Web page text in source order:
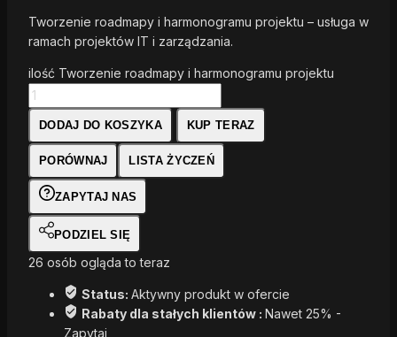
Tworzenie roadmapy i harmonogramu projektu – usługa w
ramach projektów IT i zarządzania.
ilość Tworzenie roadmapy i harmonogramu projektu
DODAJ DO KOSZYKA KUP TERAZ
PORÓWNAJ LISTA ŻYCZEŃ
ZAPYTAJ NAS
PODZIEL SIĘ
26 osób ogląda to teraz
Status: Aktywny produkt w ofercie
Rabaty dla stałych klientów : Nawet 25% -
Zapytaj